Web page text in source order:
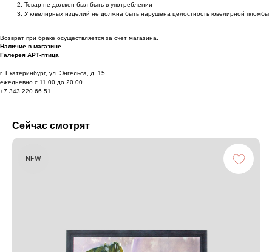
Товар не должен был быть в употреблении
У ювелирных изделий не должна быть нарушена целостность ювелирной пломбы
Возврат при браке осуществляется за счет магазина.
Наличие в магазине
Галерея АРТ-птица
г. Екатеринбург, ул. Энгельса, д. 15
ежедневно с 11.00 до 20.00
+7 343 220 66 51
Сейчас смотрят
NEW